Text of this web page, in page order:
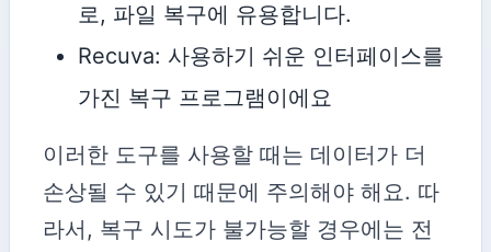
로, 파일 복구에 유용합니다.
Recuva: 사용하기 쉬운 인터페이스를
가진 복구 프로그램이에요
이러한 도구를 사용할 때는 데이터가 더
손상될 수 있기 때문에 주의해야 해요. 따
라서, 복구 시도가 불가능할 경우에는 전